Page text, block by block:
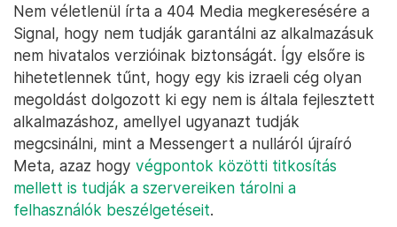
Nem véletlenül írta a 404 Media megkeresésére a
Signal, hogy nem tudják garantálni az alkalmazásuk
nem hivatalos verzióinak biztonságát. Így elsőre is
hihetetlennek tűnt, hogy egy kis izraeli cég olyan
megoldást dolgozott ki egy nem is általa fejlesztett
alkalmazáshoz, amellyel ugyanazt tudják
megcsinálni, mint a Messengert a nulláról újraíró
Meta, azaz hogy végpontok közötti titkosítás
mellett is tudják a szervereiken tárolni a
felhasználók beszélgetéseit.